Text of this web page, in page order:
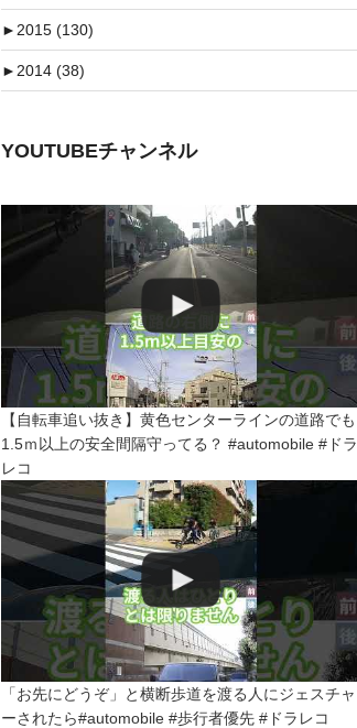
►2015 (130)
►2014 (38)
YOUTUBEチャンネル
【自転車追い抜き】黄色センターラインの道路でも
1.5ｍ以上の安全間隔守ってる？ #automobile #ドラ
レコ
「お先にどうぞ」と横断歩道を渡る人にジェスチャ
ーされたら#automobile #歩行者優先 #ドラレコ